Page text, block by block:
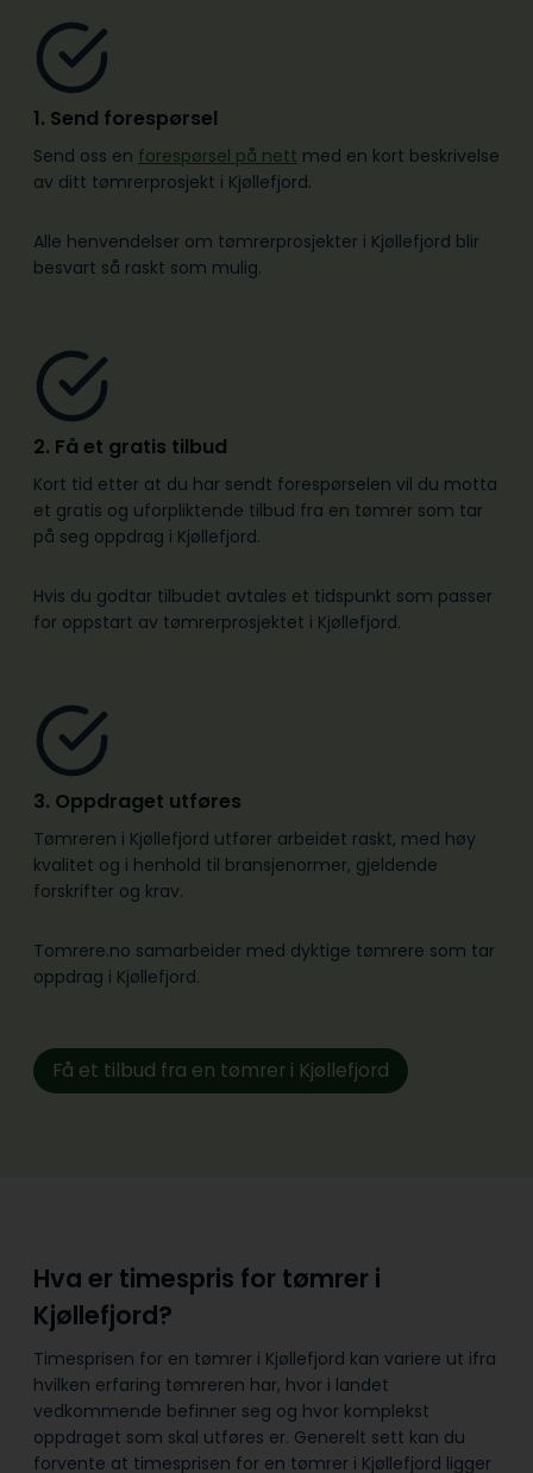
1. Send forespørsel
Send oss en forespørsel på nett med en kort beskrivelse
av ditt tømrerprosjekt i Kjøllefjord.
Alle henvendelser om tømrerprosjekter i Kjøllefjord blir
besvart så raskt som mulig.
2. Få et gratis tilbud
Kort tid etter at du har sendt forespørselen vil du motta
et gratis og uforpliktende tilbud fra en tømrer som tar
på seg oppdrag i Kjøllefjord.
Hvis du godtar tilbudet avtales et tidspunkt som passer
for oppstart av tømrerprosjektet i Kjøllefjord.
3. Oppdraget utføres
Tømreren i Kjøllefjord utfører arbeidet raskt, med høy
kvalitet og i henhold til bransje­normer, gjeldende
forskrifter og krav.
Tomrere.no samarbeider med dyktige tømrere som tar
oppdrag i Kjøllefjord.
Få et tilbud fra en tømrer i Kjøllefjord
Hva er timespris for tømrer i
Kjøllefjord?
Timesprisen for en tømrer i Kjøllefjord kan variere ut ifra
hvilken erfaring tømreren har, hvor i landet
vedkommende befinner seg og hvor komplekst
oppdraget som skal utføres er. Generelt sett kan du
forvente at timesprisen for en tømrer i Kjøllefjord ligger